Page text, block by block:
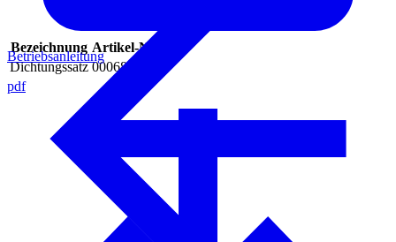
Bezeichnung Artikel-Nr.
Dichtungssatz 0006887
Betriebsanleitung
pdf